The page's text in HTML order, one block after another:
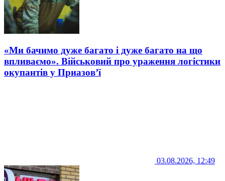
«Ми бачимо дуже багато і дуже багато на що
впливаємо». Військовий про ураження логістики
окупантів у Приазов’ї
03.08.2026, 12:49